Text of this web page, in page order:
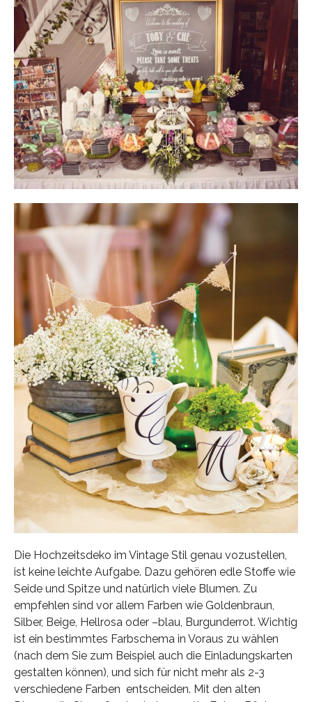
Die Hochzeitsdeko im Vintage Stil genau vozustellen,
ist keine leichte Aufgabe. Dazu gehören edle Stoffe wie
Seide und Spitze und natürlich viele Blumen. Zu
empfehlen sind vor allem Farben wie Goldenbraun,
Silber, Beige, Hellrosa oder –blau, Burgunderrot. Wichtig
ist ein bestimmtes Farbschema in Voraus zu wählen
(nach dem Sie zum Beispiel auch die Einladungskarten
gestalten können), und sich für nicht mehr als 2-3
verschiedene Farben entscheiden. Mit den alten